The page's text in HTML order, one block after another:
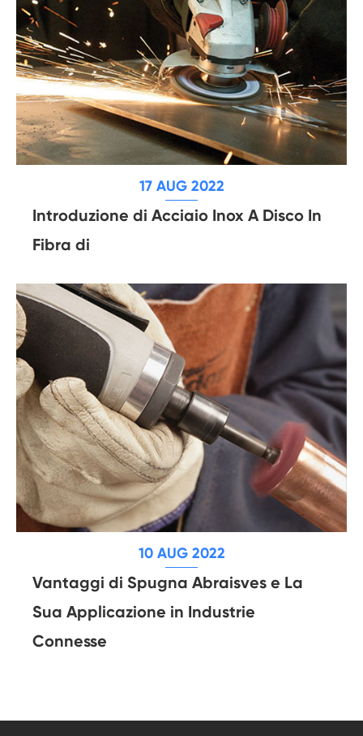
17 AUG 2022
Introduzione di Acciaio Inox A Disco In
Fibra di
10 AUG 2022
Vantaggi di Spugna Abraisves e La
Sua Applicazione in Industrie
Connesse